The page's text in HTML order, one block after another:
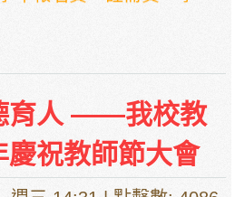
表
育人 ——我校教
慶祝教師節大會